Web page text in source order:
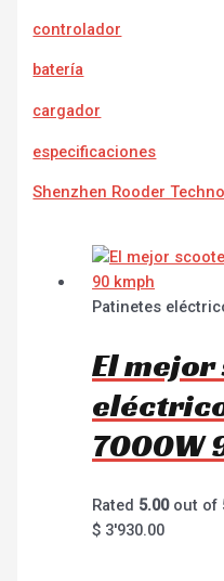
controlador
batería
cargador
especificaciones
Shenzhen Rooder
Patinetes
El
7000W
Rated 5.00out of
$ 3'930.00